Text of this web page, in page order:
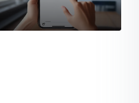
渠道避坑指南